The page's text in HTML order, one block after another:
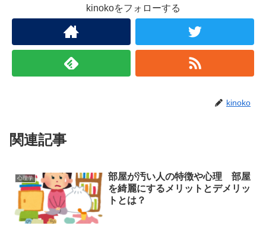
kinokoをフォローする
kinoko
関連記事
心理学
部屋が汚い人の特徴や心理 部屋
を綺麗にするメリットとデメリッ
トとは？